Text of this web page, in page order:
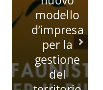
fucili:
protagoniste
silenziose
della caccia
tra ieri e
oggi